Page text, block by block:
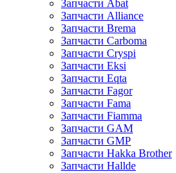
Запчасти Abat
Запчасти Alliance
Запчасти Brema
Запчасти Carboma
Запчасти Cryspi
Запчасти Eksi
Запчасти Eqta
Запчасти Fagor
Запчасти Fama
Запчасти Fiamma
Запчасти GAM
Запчасти GMP
Запчасти Hakka Brother
Запчасти Hallde